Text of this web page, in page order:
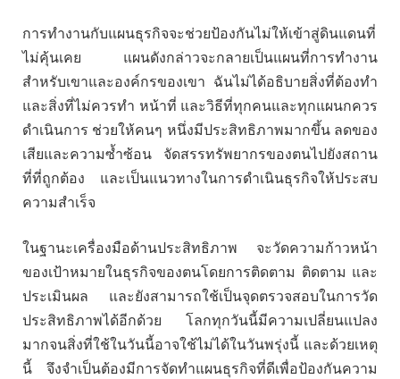
การทำงานกับแผนธุรกิจจะช่วยป้องกันไม่ให้เข้าสู่ดินแดนที่
ไม่คุ้นเคย แผนดังกล่าวจะกลายเป็นแผนที่การทำงาน
สำหรับเขาและองค์กรของเขา ฉันไม่ได้อธิบายสิ่งที่ต้องทำ
และสิ่งที่ไม่ควรทำ หน้าที่ และวิธีที่ทุกคนและทุกแผนกควร
ดำเนินการ ช่วยให้คนๆ หนึ่งมีประสิทธิภาพมากขึ้น ลดของ
เสียและความซ้ำซ้อน จัดสรรทรัพยากรของตนไปยังสถาน
ที่ที่ถูกต้อง และเป็นแนวทางในการดำเนินธุรกิจให้ประสบ
ความสำเร็จ
ในฐานะเครื่องมือด้านประสิทธิภาพ จะวัดความก้าวหน้า
ของเป้าหมายในธุรกิจของตนโดยการติดตาม ติดตาม และ
ประเมินผล และยังสามารถใช้เป็นจุดตรวจสอบในการวัด
ประสิทธิภาพได้อีกด้วย โลกทุกวันนี้มีความเปลี่ยนแปลง
มากจนสิ่งที่ใช้ในวันนี้อาจใช้ไม่ได้ในวันพรุ่งนี้ และด้วยเหตุ
นี้ จึงจำเป็นต้องมีการจัดทำแผนธุรกิจที่ดีเพื่อป้องกันความ